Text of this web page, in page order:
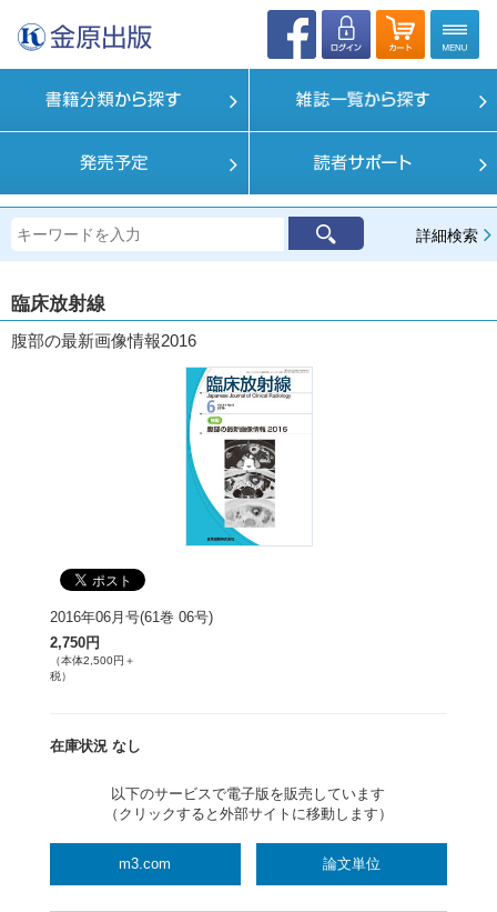
詳細検索
臨床放射線
腹部の最新画像情報2016
2016年06月号(61巻 06号)
2,750円
（本体2,500円＋
税）
在庫状況 なし
以下のサービスで電子版を販売しています
（クリックすると外部サイトに移動します）
m3.com 論文単位